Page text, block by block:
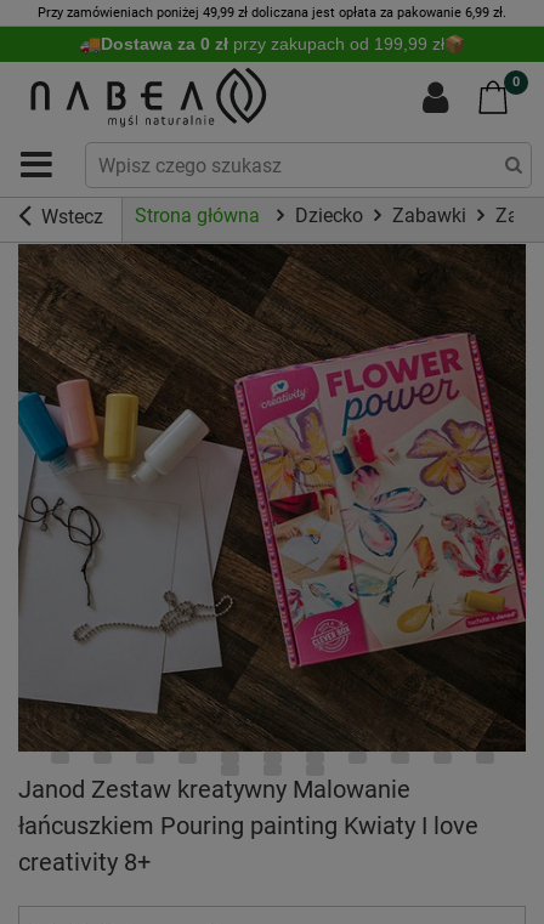
Przy zamówieniach poniżej 49,99 zł doliczana jest opłata za pakowanie 6,99 zł.
Dostawa za 0 zł przy zakupach od 199,99 zł
0
Wstecz Strona główna Dziecko Zabawki
Janod Zestaw kreatywny Malowanie
łańcuszkiem Pouring painting Kwiaty I love
creativity 8+